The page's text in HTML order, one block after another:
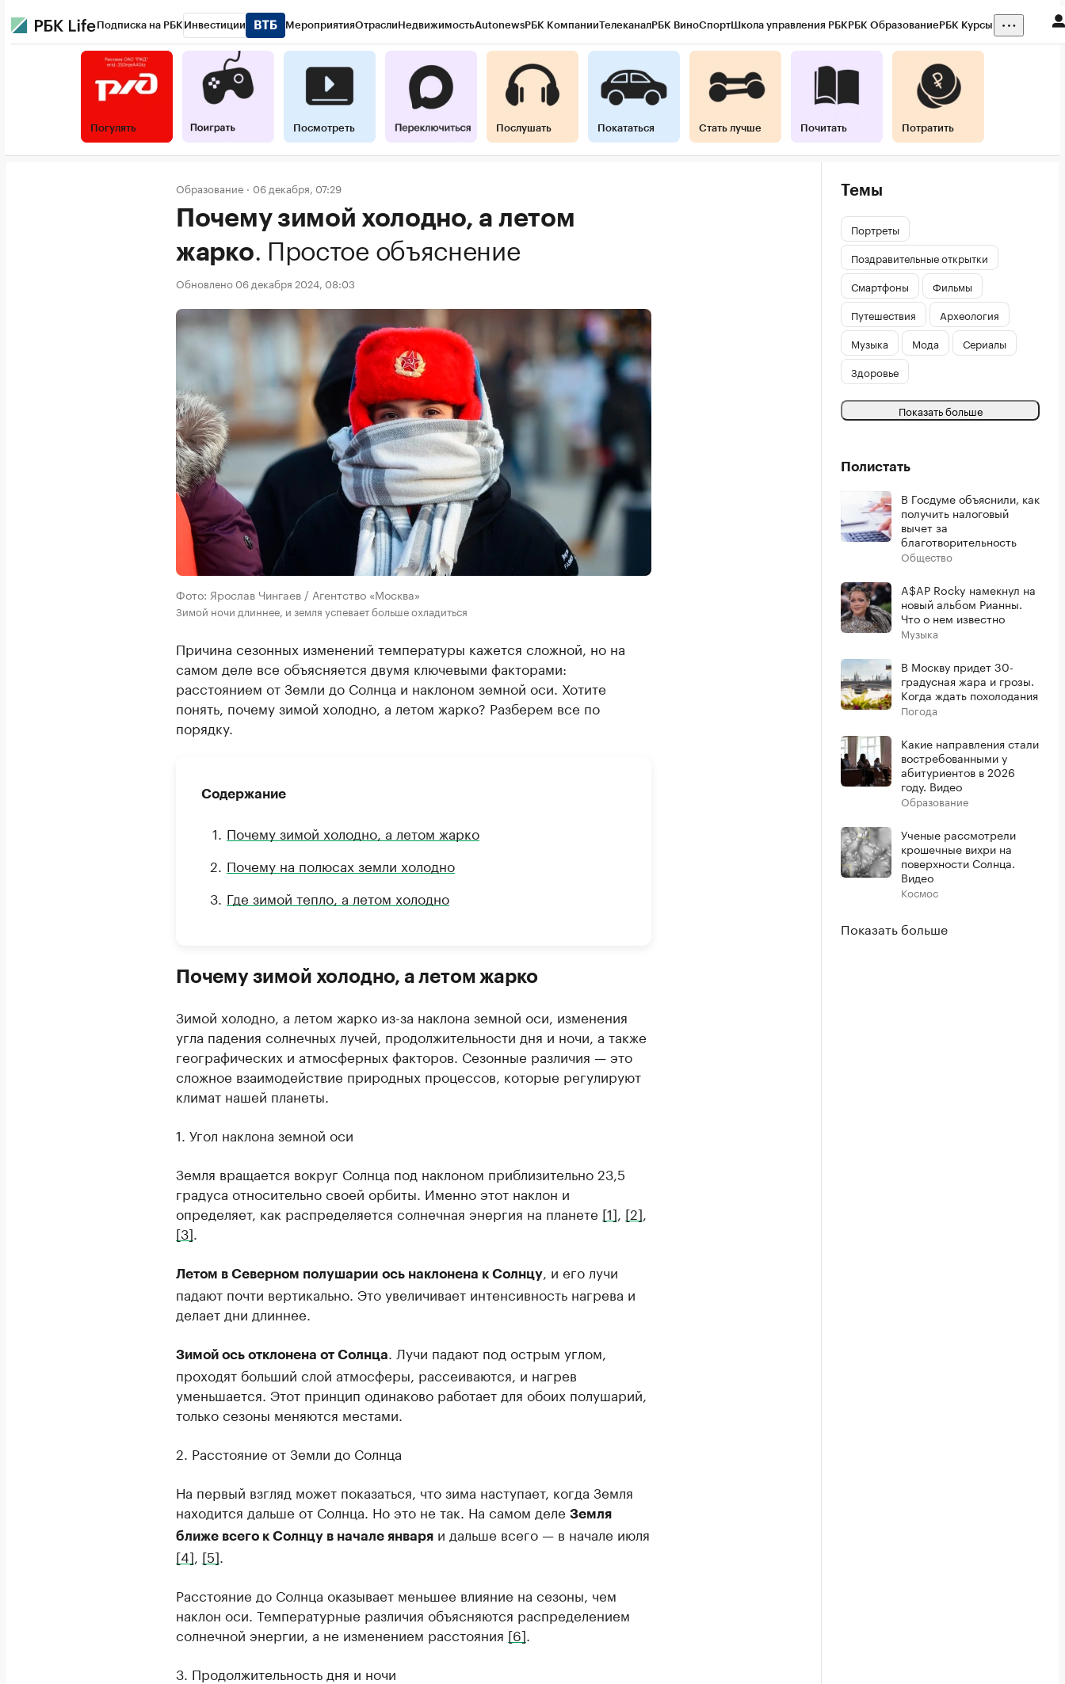
Подписка на РБК Инвестиции МероприятияОтраслиНедвижимостьAutonewsРБК КомпанииТелеканалРБК ВиноСпортШкола управления РБКРБК ОбразованиеРБК Курсы
Погулять Посмотреть Послушать Покататься Стать лучше Почитать Потратить
Образование 06 декабря, 07:29
Почему зимой холодно, а летом
жарко. Простое объяснение
Обновлено 06 декабря 2024, 08:03
Фото: Ярослав Чингаев / Агентство «Москва»
Зимой ночи длиннее, и земля успевает больше охладиться
Причина сезонных изменений температуры кажется сложной, но на
самом деле все объясняется двумя ключевыми факторами:
расстоянием от Земли до Солнца и наклоном земной оси. Хотите
понять, почему зимой холодно, а летом жарко? Разберем все по
порядку.
Содержание
Почему зимой холодно, а летом жарко
Почему на полюсах земли холодно
Где зимой тепло, а летом холодно
Почему зимой холодно, а летом жарко
Зимой холодно, а летом жарко из-за наклона земной оси, изменения
угла падения солнечных лучей, продолжительности дня и ночи, а также
географических и атмосферных факторов. Сезонные различия — это
сложное взаимодействие природных процессов, которые регулируют
климат нашей планеты.
1. Угол наклона земной оси
Земля вращается вокруг Солнца под наклоном приблизительно 23,5
градуса относительно своей орбиты. Именно этот наклон и
определяет, как распределяется солнечная энергия на планете [1] [2]
[3]
Летом в Северном полушарии ось наклонена к Солнцу
, и его лучи
падают почти вертикально. Это увеличивает интенсивность нагрева и
делает дни длиннее.
Зимой ось отклонена от Солнца
. Лучи падают под острым углом,
проходят больший слой атмосферы, рассеиваются, и нагрев
уменьшается. Этот принцип одинаково работает для обоих полушарий,
только сезоны меняются местами.
2. Расстояние от Земли до Солнца
На первый взгляд может показаться, что зима наступает, когда Земля
находится дальше от Солнца. Но это не так. На самом деле Земля
ближе всего к Солнцу в начале января и дальше всего — в начале июля
[4] [5]
Расстояние до Солнца оказывает меньшее влияние на сезоны, чем
наклон оси. Температурные различия объясняются распределением
солнечной энергии, а не изменением расстояния [6]
3. Продолжительность дня и ночи
Темы
Портреты
Поздравительные открытки
Смартфоны
Фильмы
Путешествия
Археология
Музыка
Мода
Сериалы
Здоровье
Показать больше
Полистать
В Госдуме объяснили, как
получить налоговый
вычет за
благотворительность
Общество
A$AP Rocky намекнул на
новый альбом Рианны.
Что о нем известно
Музыка
В Москву придет 30-
градусная жара и грозы.
Когда ждать похолодания
Погода
Какие направления стали
востребованными у
абитуриентов в 2026
году. Видео
Образование
Ученые рассмотрели
крошечные вихри на
поверхности Солнца.
Видео
Космос
Показать больше